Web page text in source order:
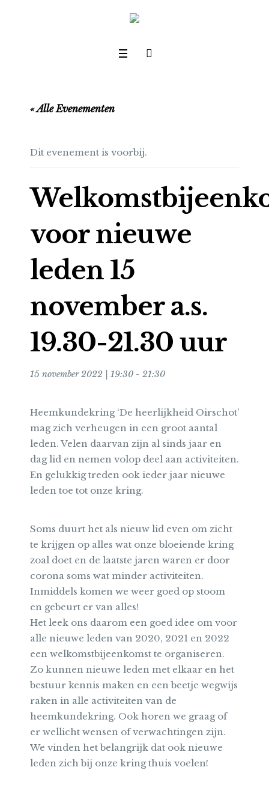
« Alle Evenementen
Dit evenement is voorbij.
voor nieuwe
leden 15
november a.s.
19.30-21.30 uur
15 november 2022 | 19:30 - 21:30
Heemkundekring ‘De heerlijkheid Oirschot’
mag zich verheugen in een groot aantal
leden. Velen daarvan zijn al sinds jaar en
dag lid en nemen volop deel aan activiteiten.
En gelukkig treden ook ieder jaar nieuwe
leden toe tot onze kring.
Soms duurt het als nieuw lid even om zicht
te krijgen op alles wat onze bloeiende kring
zoal doet en de laatste jaren waren er door
corona soms wat minder activiteiten.
Inmiddels komen we weer goed op stoom
en gebeurt er van alles!
Het leek ons daarom een goed idee om voor
alle nieuwe leden van 2020, 2021 en 2022
een welkomstbijeenkomst te organiseren.
Zo kunnen nieuwe leden met elkaar en het
bestuur kennis maken en een beetje wegwijs
raken in alle activiteiten van de
heemkundekring. Ook horen we graag of
er wellicht wensen of verwachtingen zijn.
We vinden het belangrijk dat ook nieuwe
leden zich bij onze kring thuis voelen!